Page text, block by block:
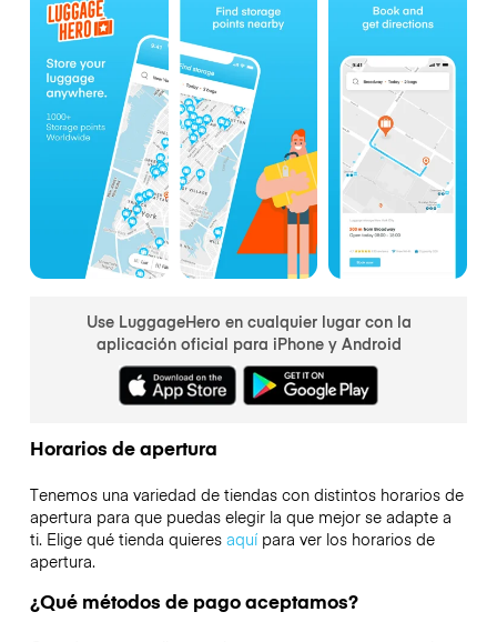
Use LuggageHero en cualquier lugar con la
aplicación oficial para iPhone y Android
Horarios de apertura
Tenemos una variedad de tiendas con distintos horarios de
apertura para que puedas elegir la que mejor se adapte a
ti. Elige qué tienda quieres aquípara ver los horarios de
apertura.
¿Qué métodos de pago aceptamos?